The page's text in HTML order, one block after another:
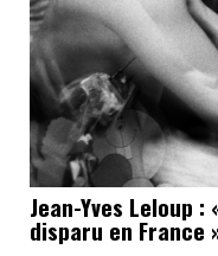
Jean-Yves Leloup
disparu en France